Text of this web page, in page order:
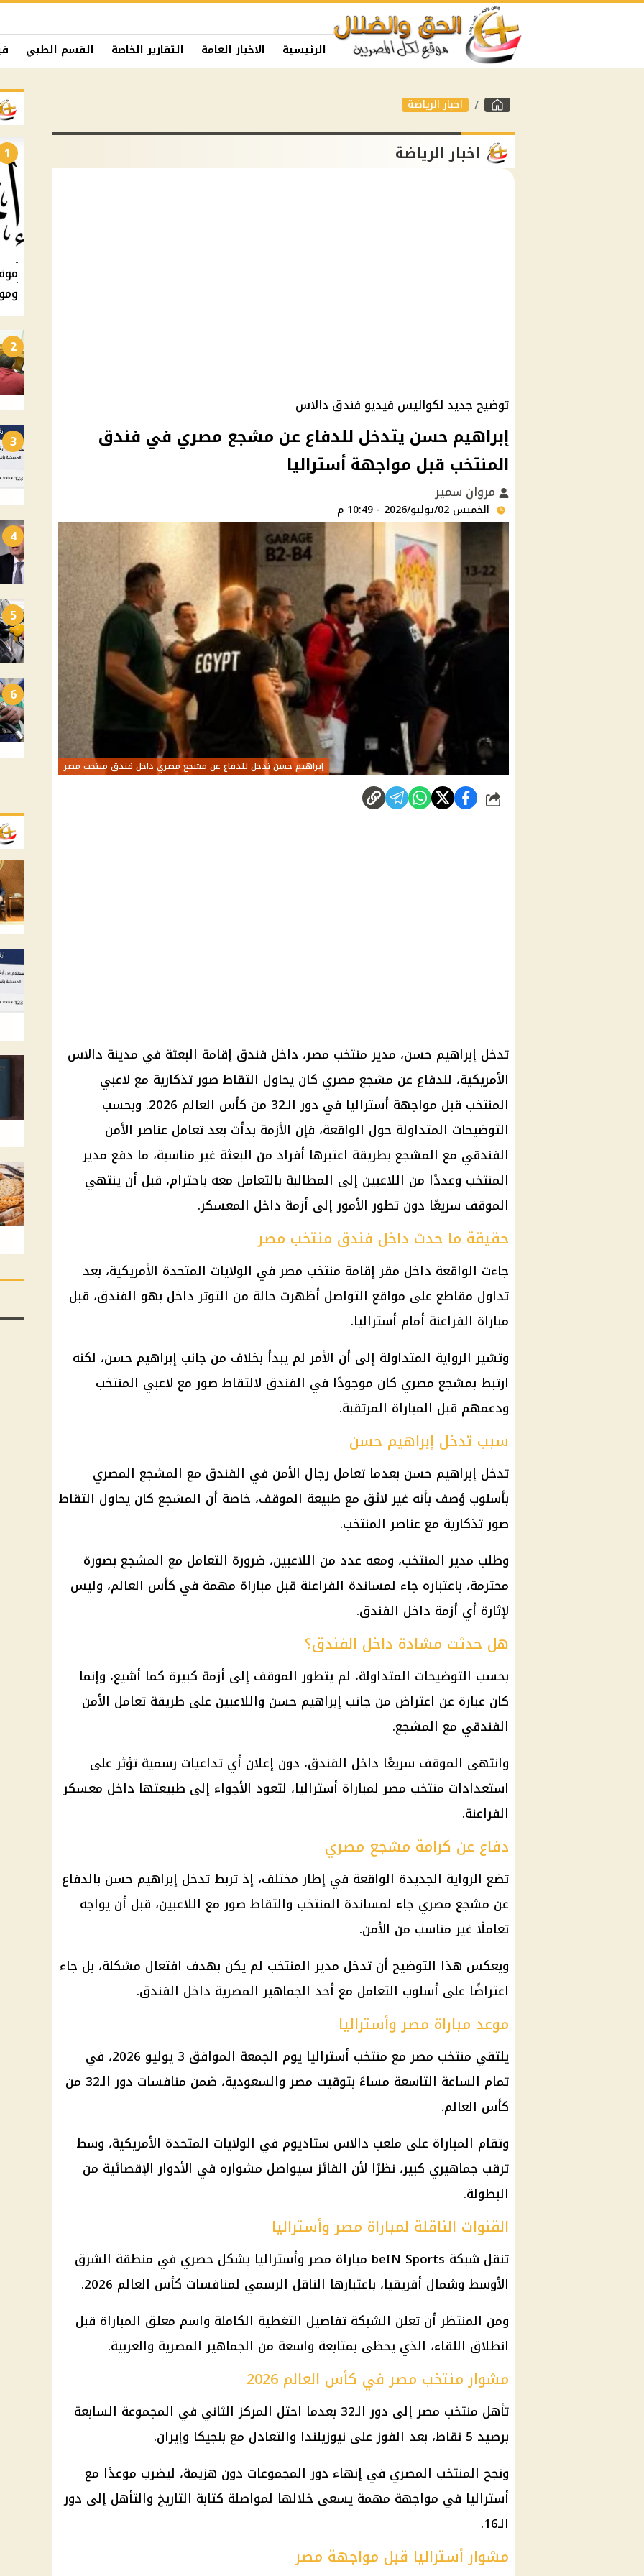
الرئيسية الاخبار العامة التقارير الخاصة القسم الطبي
اخبار الرياضة
اخبار الرياضة
توضيح جديد لكواليس فيديو فندق دالاس
إبراهيم حسن يتدخل للدفاع عن مشجع مصري في فندق
المنتخب قبل مواجهة أستراليا
مروان سمير
الخميس 02/يوليو/2026 - 10:49 م
إبراهيم حسن تدخل للدفاع عن مشجع مصري داخل فندق منتخب مصر
شارك
تدخل إبراهيم حسن، مدير منتخب مصر، داخل فندق إقامة البعثة في مدينة دالاس
الأمريكية، للدفاع عن مشجع مصري كان يحاول التقاط صور تذكارية مع لاعبي
المنتخب قبل مواجهة أستراليا في دور الـ32 من كأس العالم 2026. وبحسب
التوضيحات المتداولة حول الواقعة، فإن الأزمة بدأت بعد تعامل عناصر الأمن
الفندقي مع المشجع بطريقة اعتبرها أفراد من البعثة غير مناسبة، ما دفع مدير
المنتخب وعددًا من اللاعبين إلى المطالبة بالتعامل معه باحترام، قبل أن ينتهي
الموقف سريعًا دون تطور الأمور إلى أزمة داخل المعسكر.
حقيقة ما حدث داخل فندق منتخب مصر
جاءت الواقعة داخل مقر إقامة منتخب مصر في الولايات المتحدة الأمريكية، بعد
تداول مقاطع على مواقع التواصل أظهرت حالة من التوتر داخل بهو الفندق، قبل
مباراة الفراعنة أمام أستراليا.
وتشير الرواية المتداولة إلى أن الأمر لم يبدأ بخلاف من جانب إبراهيم حسن، لكنه
ارتبط بمشجع مصري كان موجودًا في الفندق لالتقاط صور مع لاعبي المنتخب
ودعمهم قبل المباراة المرتقبة.
سبب تدخل إبراهيم حسن
تدخل إبراهيم حسن بعدما تعامل رجال الأمن في الفندق مع المشجع المصري
بأسلوب وُصف بأنه غير لائق مع طبيعة الموقف، خاصة أن المشجع كان يحاول التقاط
صور تذكارية مع عناصر المنتخب.
وطلب مدير المنتخب، ومعه عدد من اللاعبين، ضرورة التعامل مع المشجع بصورة
محترمة، باعتباره جاء لمساندة الفراعنة قبل مباراة مهمة في كأس العالم، وليس
لإثارة أي أزمة داخل الفندق.
هل حدثت مشادة داخل الفندق؟
بحسب التوضيحات المتداولة، لم يتطور الموقف إلى أزمة كبيرة كما أشيع، وإنما
كان عبارة عن اعتراض من جانب إبراهيم حسن واللاعبين على طريقة تعامل الأمن
الفندقي مع المشجع.
وانتهى الموقف سريعًا داخل الفندق، دون إعلان أي تداعيات رسمية تؤثر على
استعدادات منتخب مصر لمباراة أستراليا، لتعود الأجواء إلى طبيعتها داخل معسكر
الفراعنة.
دفاع عن كرامة مشجع مصري
تضع الرواية الجديدة الواقعة في إطار مختلف، إذ تربط تدخل إبراهيم حسن بالدفاع
عن مشجع مصري جاء لمساندة المنتخب والتقاط صور مع اللاعبين، قبل أن يواجه
تعاملًا غير مناسب من الأمن.
ويعكس هذا التوضيح أن تدخل مدير المنتخب لم يكن بهدف افتعال مشكلة، بل جاء
اعتراضًا على أسلوب التعامل مع أحد الجماهير المصرية داخل الفندق.
موعد مباراة مصر وأستراليا
يلتقي منتخب مصر مع منتخب أستراليا يوم الجمعة الموافق 3 يوليو 2026، في
تمام الساعة التاسعة مساءً بتوقيت مصر والسعودية، ضمن منافسات دور الـ32 من
كأس العالم.
وتقام المباراة على ملعب دالاس ستاديوم في الولايات المتحدة الأمريكية، وسط
ترقب جماهيري كبير، نظرًا لأن الفائز سيواصل مشواره في الأدوار الإقصائية من
البطولة.
القنوات الناقلة لمباراة مصر وأستراليا
تنقل شبكة beIN Sports مباراة مصر وأستراليا بشكل حصري في منطقة الشرق
الأوسط وشمال أفريقيا، باعتبارها الناقل الرسمي لمنافسات كأس العالم 2026
.
ومن المنتظر أن تعلن الشبكة تفاصيل التغطية الكاملة واسم معلق المباراة قبل
انطلاق اللقاء، الذي يحظى بمتابعة واسعة من الجماهير المصرية والعربية.
مشوار منتخب مصر في كأس العالم 2026
تأهل منتخب مصر
إلى دور الـ32 بعدما احتل المركز الثاني في المجموعة السابعة
برصيد 5 نقاط، بعد الفوز على نيوزيلندا والتعادل مع
بلجيكا وإيران.
ونجح المنتخب المصري في إنهاء دور المجموعات دون هزيمة، ليضرب موعدًا مع
أستراليا في مواجهة مهمة يسعى خلالها لمواصلة كتابة التاريخ والتأهل إلى دور
الـ16.
مشوار أستراليا قبل مواجهة مصر
1
2
3
4
5
6